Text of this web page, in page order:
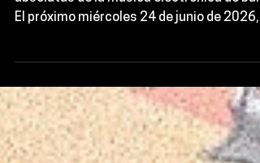
La Ciudad de México se alinea con las
FÜNK Club, se transformará en el
del techno global para recibir a un
arquitecto fundacional: el legendario Kevin
Saunderson.